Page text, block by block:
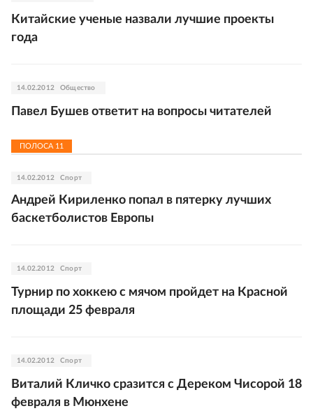
Китайские ученые назвали лучшие проекты
года
14.02.2012 Общество
Павел Бушев ответит на вопросы читателей
ПОЛОСА 11
14.02.2012 Спорт
Андрей Кириленко попал в пятерку лучших
баскетболистов Европы
14.02.2012 Спорт
Турнир по хоккею с мячом пройдет на Красной
площади 25 февраля
14.02.2012 Спорт
Виталий Кличко сразится с Дереком Чисорой 18
февраля в Мюнхене